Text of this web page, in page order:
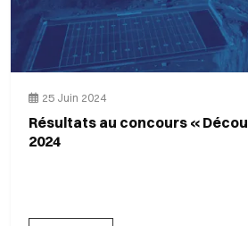
25 Juin 2024
Résultats au concours «
2024